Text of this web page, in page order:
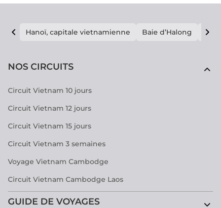
Hanoï, capitale vietnamienne Baie d’Halong E
NOS CIRCUITS
Circuit Vietnam 10 jours
Circuit Vietnam 12 jours
Circuit Vietnam 15 jours
Circuit Vietnam 3 semaines
Voyage Vietnam Cambodge
Circuit Vietnam Cambodge Laos
GUIDE DE VOYAGES